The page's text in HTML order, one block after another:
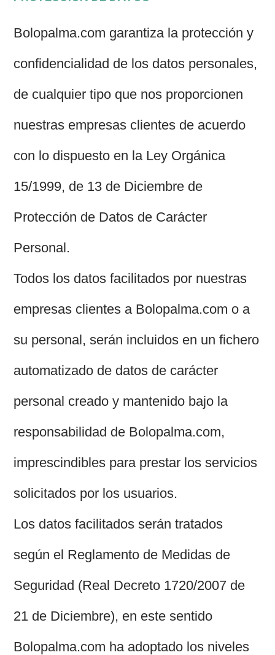
Bolopalma.com garantiza la protección y
confidencialidad de los datos personales,
de cualquier tipo que nos proporcionen
nuestras empresas clientes de acuerdo
con lo dispuesto en la Ley Orgánica
15/1999, de 13 de Diciembre de
Protección de Datos de Carácter
Personal.
Todos los datos facilitados por nuestras
empresas clientes a Bolopalma.com o a
su personal, serán incluidos en un fichero
automatizado de datos de carácter
personal creado y mantenido bajo la
responsabilidad de Bolopalma.com,
imprescindibles para prestar los servicios
solicitados por los usuarios.
Los datos facilitados serán tratados
según el Reglamento de Medidas de
Seguridad (Real Decreto 1720/2007 de
21 de Diciembre), en este sentido
Bolopalma.com ha adoptado los niveles